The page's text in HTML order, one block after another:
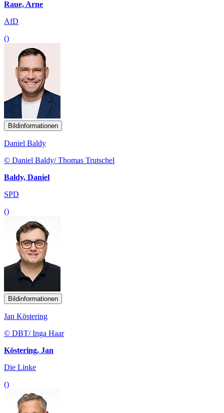
Raue, Arne
AfD
()
Bildinformationen
Daniel Baldy
© Daniel Baldy/ Thomas Trutschel
Baldy, Daniel
SPD
()
Bildinformationen
Jan Köstering
© DBT/ Inga Haar
Köstering, Jan
Die Linke
()